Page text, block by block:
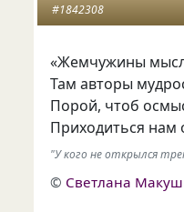
#1842308
«Жемчужины
Там авторы
Порой, чтоб
Приходиться нам
"У кого не открылся
© Светлана